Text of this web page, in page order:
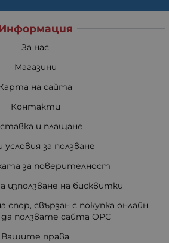
За нас
Магазини
на сайта
Контакти
и плащане
за ползване
за поверителност
използване на бисквитки
спор, свързан с покупка онлайн,
ползвате сайта ОРС
Вашите права